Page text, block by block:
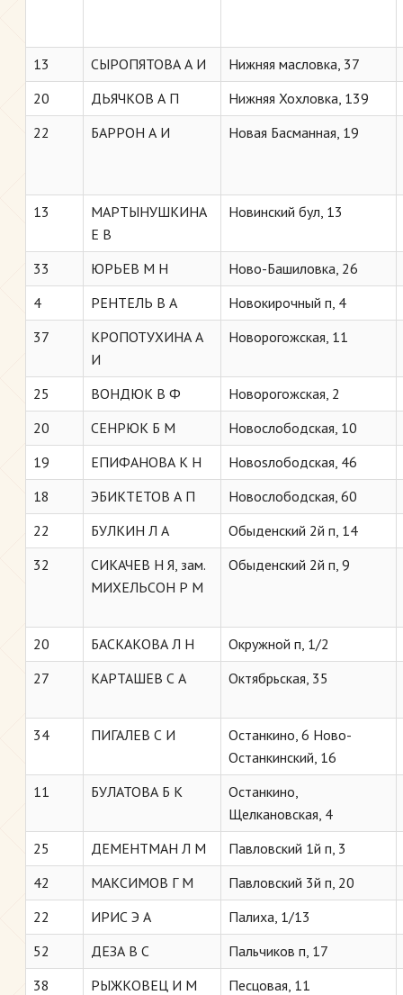
13 СЫРОПЯТОВА А И
Нижняя масловка, 37
20
ДЬЯЧКОВ А П
Нижняя Хохловка, 139
22
БАРРОН А И Новая Басманная, 19
13
МАРТЫНУШКИНА
Е В
Новинский бул, 13
33 ЮРЬЕВ М Н
Ново-Башиловка, 26
4
РЕНТЕЛЬ В A
Новокирочный п, 4
37
КРОПОТУХИНА А
И
Новорогожская, 11
25 ВОНДЮК В Ф
Новорогожская, 2
20
СЕНРЮК Б М
Новослободская, 10
19
ЕПИФАНОВА К Н
Новosлободская, 46
18
ЭБИКТЕТОВ А П
Новослободская, 60
22
БУЛКИН Л А
Обыденский 2й п, 14
32
СИКАЧЕВ Н Я, зам.
МИХЕЛЬСОН Р М
Обыденский 2й п, 9
20 БАСКАКОВА Л Н
Окружной п, 1/2
27
КАРТАШЕВ С А Октябрьская, 35
34 ПИГАЛЕВ С И
Останкино, 6 Ново-
Останкинский, 16
11
БУЛАТОВА Б К
Останкино,
Щелкановская, 4
25
ДЕМЕНТМАН Л М
Павловский 1й п, 3
42
МАКСИМОВ Г М
Павловский 3й п, 20
22
ИРИС Э А
Палиха, 1/13
52
ДЕЗА В С
Пальчиков п, 17
38
РЫЖКОВЕЦ И М
Песцовая, 11